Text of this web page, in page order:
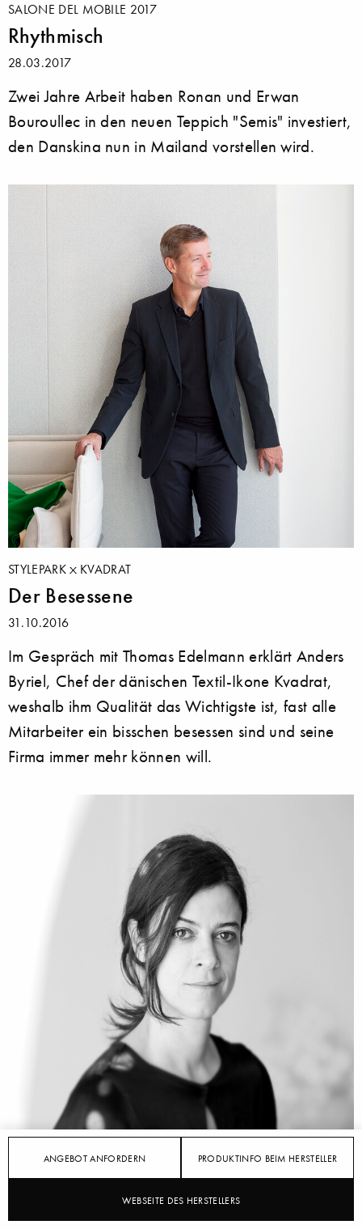
ANGEBOT ANFORDERN PRODUKTINFO BEIM HERSTELLER
WEBSEITE DES HERSTELLERS
SALONE DEL MOBILE 2017
Rhythmisch
28.03.2017
Zwei Jahre Arbeit haben Ronan und Erwan
Bouroullec in den neuen Teppich "Semis" investiert,
den Danskina nun in Mailand vorstellen wird.
STYLEPARK KVADRAT
Der Besessene
31.10.2016
Im Gespräch mit Thomas Edelmann erklärt Anders
Byriel, Chef der dänischen Textil-Ikone Kvadrat,
weshalb ihm Qualität das Wichtigste ist, fast alle
Mitarbeiter ein bisschen besessen sind und seine
Firma immer mehr können will.
STYLEPARK KVADRAT
Am Anfang steht immer die Neugierde